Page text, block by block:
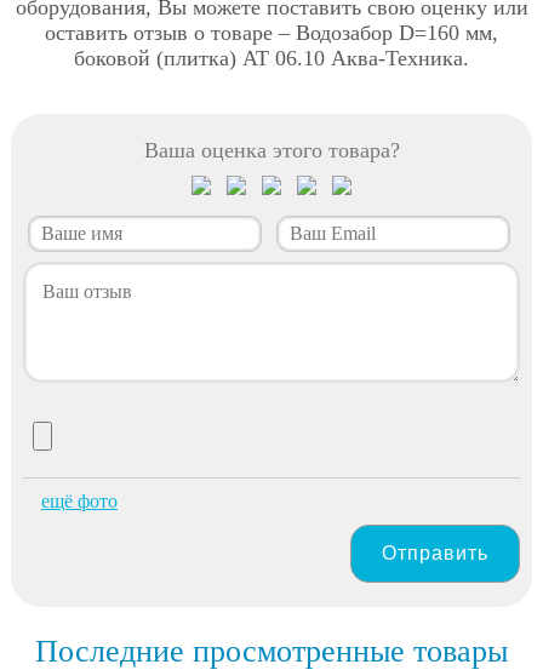
оборудования, Вы можете поставить свою оценку или
оставить отзыв о товаре – Водозабор D=160 мм,
боковой (плитка) АТ 06.10 Аква-Техника.
Ваша оценка этого товара?
ещё фото
Отправить
Последние просмотренные товары